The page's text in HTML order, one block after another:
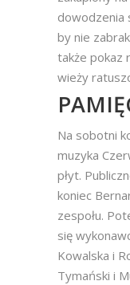
dowodzenia
by nie
także pokaz
wieży
Na sobotni
muzyka
płyt.
koniec
zespołu.
się
Kowalska i
Tymański i